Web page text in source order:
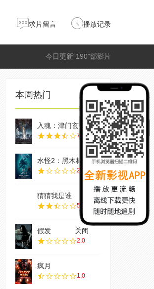
求片留言 播放记录
今日更新“190”部影片
本周热门
入魂：津门玄案
7.0
水怪2：黑木林
2.0
猜猜我是谁
5.0
假发
2.0
疯月
1.0
关闭